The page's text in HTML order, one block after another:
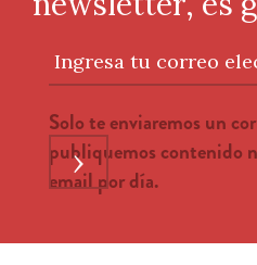
Ingresa tu correo
Solo te enviaremos un
publiquemos contenido
email por día.
›